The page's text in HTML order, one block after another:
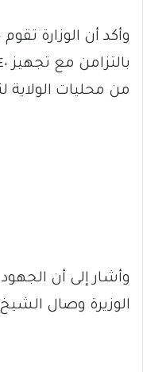
من محليات الولاية
وأشار إلى أن
الوزيرة وصال